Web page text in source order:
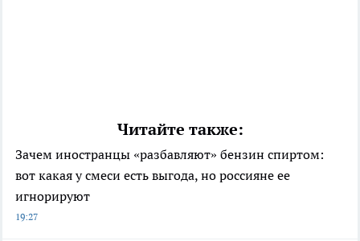
Читайте также:
Зачем иностранцы «разбавляют» бензин спиртом:
вот какая у смеси есть выгода, но россияне ее
игнорируют
19:27